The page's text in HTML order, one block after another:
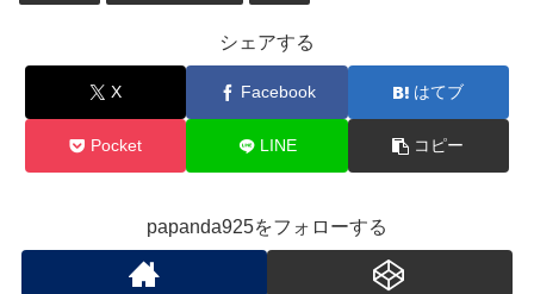
シェアする
X Facebook はてブ
Pocket LINE コピー
papanda925をフォローする